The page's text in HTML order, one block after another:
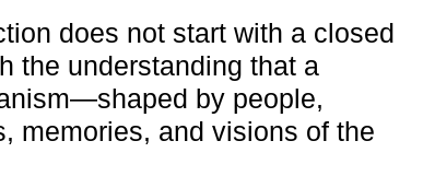
does not start with a closed
the understanding that a
by people,
memories, and visions of the